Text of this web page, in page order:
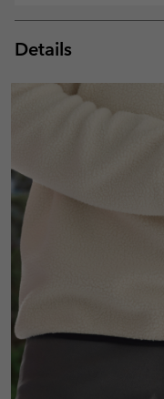
Details